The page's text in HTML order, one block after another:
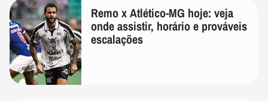
Remo x Atlético-MG hoje: veja
onde assistir, horário e prováveis
escalações